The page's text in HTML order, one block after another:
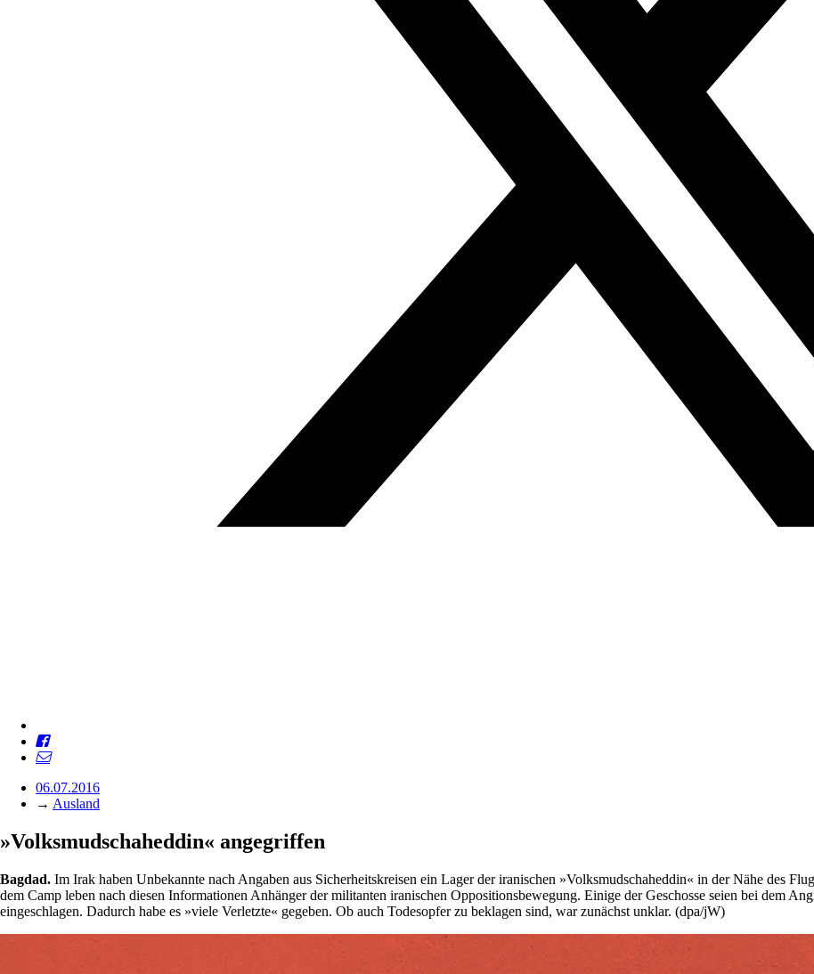
06.07.2016
→ Ausland
»Volksmudschaheddin« angegriffen
Bagdad. Im Irak haben Unbekannte nach Angaben aus Sicherheitskreisen ein Lager der iranischen »Volksmudschaheddin« in der Nähe des
dem Camp leben nach diesen Informationen Anhänger der militanten iranischen Oppositionsbewegung. Einige der Geschosse seien bei dem
eingeschlagen. Dadurch habe es »viele Verletzte« gegeben. Ob auch Todesopfer zu beklagen sind, war zunächst unklar. (dpa/jW)